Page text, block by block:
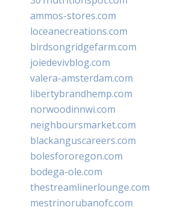
ammos-stores.com
loceanecreations.com
birdsongridgefarm.com
joiedevivblog.com
valera-amsterdam.com
libertybrandhemp.com
norwoodinnwi.com
neighboursmarket.com
blackanguscareers.com
bolesfororegon.com
bodega-ole.com
thestreamlinerlounge.com
mestrinorubanofc.com